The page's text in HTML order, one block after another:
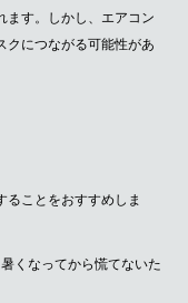
ます。しかし、エアコン
クにつながる可能性があ
ることをおすすめしま
くなってから慌てないた